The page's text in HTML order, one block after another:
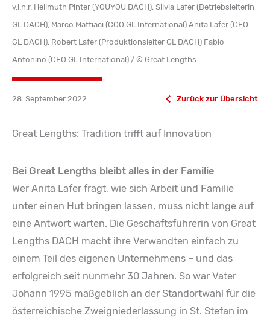
v.l.n.r. Hellmuth Pinter (YOUYOU DACH), Silvia Lafer (Betriebsleiterin
GL DACH), Marco Mattiaci (COO GL International) Anita Lafer (CEO
GL DACH), Robert Lafer (Produktionsleiter GL DACH) Fabio
Antonino (CEO GL International) / © Great Lengths
28. September 2022 Zurück zur Übersicht
Great Lengths: Tradition trifft auf Innovation
Bei Great Lengths bleibt alles in der Familie
Wer Anita Lafer fragt, wie sich Arbeit und Familie
unter einen Hut bringen lassen, muss nicht lange auf
eine Antwort warten. Die Geschäftsführerin von Great
Lengths DACH macht ihre Verwandten einfach zu
einem Teil des eigenen Unternehmens – und das
erfolgreich seit nunmehr 30 Jahren. So war Vater
Johann 1995 maßgeblich an der Standortwahl für die
österreichische Zweigniederlassung in St. Stefan im